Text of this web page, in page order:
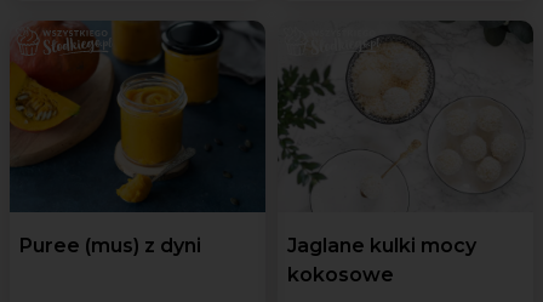
Puree (mus) z dyni
Jaglane kulki mocy
kokosowe